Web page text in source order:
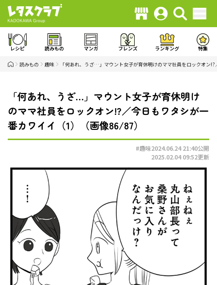
レシピ 読みもの マンガ フレンズ ランキング 特集
読みもの 趣味 「何あれ、うざ…」マウント女子が育休明けのママ社員をロックオン
「何あれ、うざ…」マウント女子が育休明け
のママ社員をロックオン!?／今日もワタシが一
番カワイイ（1）（画像86/87）
#趣味2024.06.24 21:40公開
2025.02.04 09:52更新